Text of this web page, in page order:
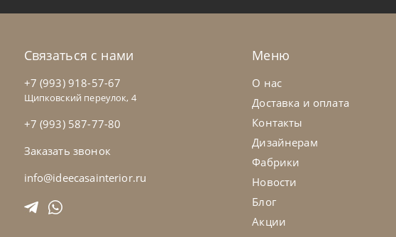
Связаться с нами
+7 (993) 918-57-67
Щипковский переулок, 4
+7 (993) 587-77-80
Заказать звонок
info@ideecasainterior.ru
Меню
О нас
Доставка и оплата
Контакты
Дизайнерам
Фабрики
Новости
Блог
Акции